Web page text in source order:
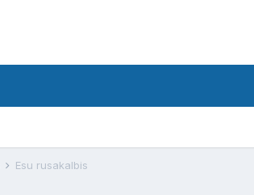
Esu rusakalbis